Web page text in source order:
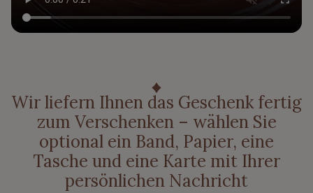
Wir liefern Ihnen das Geschenk fertig
zum Verschenken – wählen Sie
optional ein Band, Papier, eine
Tasche und eine Karte mit Ihrer
persönlichen Nachricht